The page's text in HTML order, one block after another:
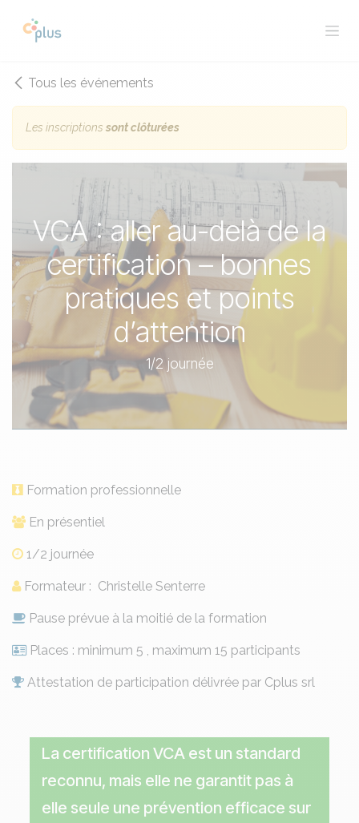
Tous les événements
Les inscriptions sont clôturées
VCA : aller au-delà de la
certification – bonnes
pratiques et points
d’attention
1/2 journée
Formation professionnelle
En présentiel
1/2 journée
Formateur : Christelle Senterre
Pause prévue à la moitié de la formation
Places : minimum 5 , maximum 15 participants
Attestation de participation délivrée par Cplus srl
La certification VCA est un standard
reconnu, mais elle ne garantit pas à
elle seule une prévention efficace sur